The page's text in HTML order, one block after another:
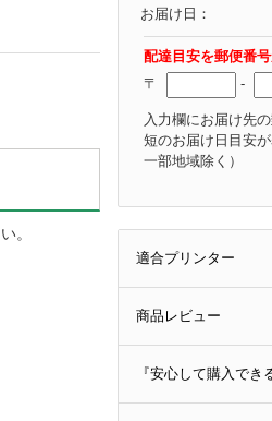
お届け日：
配達目安を郵便番
〒
-
入力欄にお届け先
短のお届け日目安が
一部地域除く）
適合プリンター
商品レビュー
『安心して購入で
。